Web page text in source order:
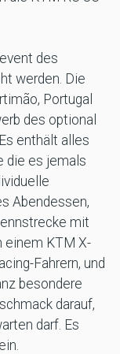
des
werden. Die
Portugal
des optional
enthält alles
die es jemals
Abendessen,
mit
einem KTM X-
Fahrern, und
besondere
darauf,
darf. Es